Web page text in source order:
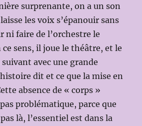
surprenante, on a un son
les voix s’épanouir sans
ni faire de l’orchestre le
sens, il joue le théâtre, et le
avec une grande
dit et ce que la mise en
absence de « corps »
problématique, parce que
là, l’essentiel est dans la